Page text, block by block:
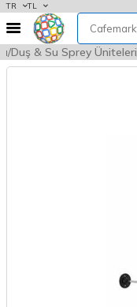
TR TL
Duş & Su Sprey Üniteleri